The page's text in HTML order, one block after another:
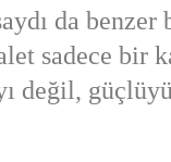
da
sadece bir
değil,